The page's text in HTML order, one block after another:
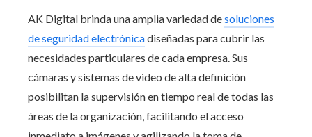
AK Digital brinda una amplia variedad desoluciones
de seguridad electrónicadiseñadas para cubrir las
necesidades particulares de cada empresa. Sus
cámaras y sistemas de video de alta definición
posibilitan la supervisión en tiempo real de todas las
áreas de la organización, facilitando el acceso